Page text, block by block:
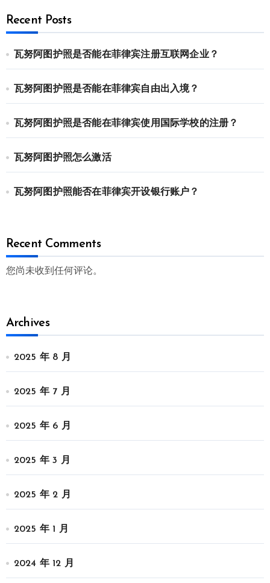
Recent Posts
瓦努阿图护照是否能在菲律宾注册互联网企业？
瓦努阿图护照是否能在菲律宾自由出入境？
瓦努阿图护照是否能在菲律宾使用国际学校的注册？
瓦努阿图护照怎么激活
瓦努阿图护照能否在菲律宾开设银行账户？
Recent Comments
您尚未收到任何评论。
Archives
2025 年 8 月
2025 年 7 月
2025 年 6 月
2025 年 3 月
2025 年 2 月
2025 年 1 月
2024 年 12 月